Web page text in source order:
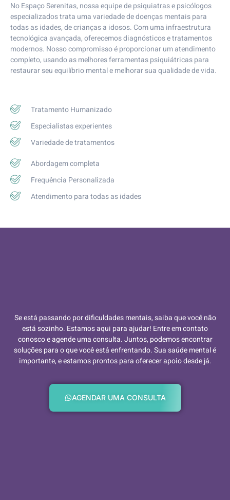
No Espaço Serenitas, nossa equipe de psiquiatras e psicólogos
especializados trata uma variedade de doenças mentais para
todas as idades, de crianças a idosos. Com uma infraestrutura
tecnológica avançada, oferecemos diagnósticos e tratamentos
modernos. Nosso compromisso é proporcionar um atendimento
completo, usando as melhores ferramentas psiquiátricas para
restaurar seu equilíbrio mental e melhorar sua qualidade de vida.
Tratamento Humanizado
Especialistas experientes
Variedade de tratamentos
Abordagem completa
Frequência Personalizada
Atendimento para todas as idades
Se está passando por dificuldades mentais, saiba que você não
está sozinho. Estamos aqui para ajudar! Entre em contato
conosco e agende uma consulta. Juntos, podemos encontrar
soluções para o que você está enfrentando. Sua saúde mental é
importante, e estamos prontos para oferecer apoio desde já.
AGENDAR UMA CONSULTA